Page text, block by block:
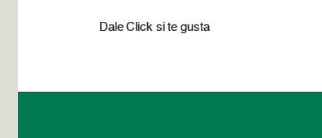
Dale Click si te gusta